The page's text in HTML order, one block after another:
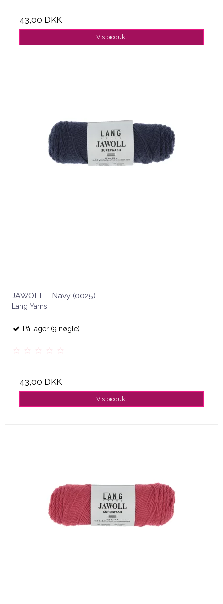
43,00 DKK
Vis produkt
JAWOLL - Navy (0025)
Lang Yarns
På lager (9 nøgle)
43,00 DKK
Vis produkt